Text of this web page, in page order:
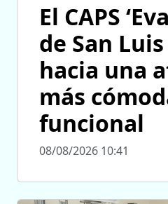
El CAPS
de San
hacia una
más
funcional
08/08/2026 10:41